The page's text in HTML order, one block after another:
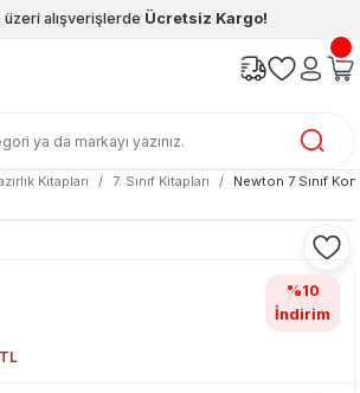
üzeri alışverişlerde Ücretsiz Kargo!
Geri Dön
Geri Dön
Geri Dön
Geri Dön
Geri Dön
Geri Dön
Kitapları 7. Sınıf Kitapları Newton 7 Sınıf
%10
İndirim